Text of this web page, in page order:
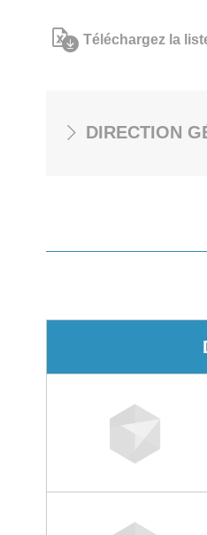
Téléchargez la
DIRECTION